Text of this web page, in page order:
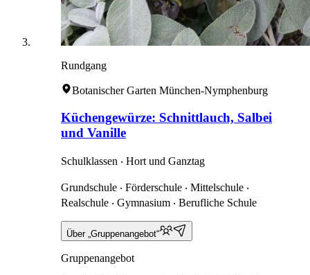
Rundgang
Botanischer Garten München-Nymphenburg
Küchengewürze: Schnittlauch, Salbei
und Vanille
Schulklassen ‧ Hort und Ganztag
Grundschule ‧ Förderschule ‧ Mittelschule ‧
Realschule ‧ Gymnasium ‧ Berufliche Schule
Über „Gruppenangebot“
Gruppenangebot